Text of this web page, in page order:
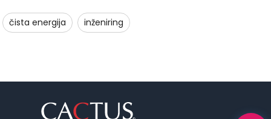
čista energija inženiring